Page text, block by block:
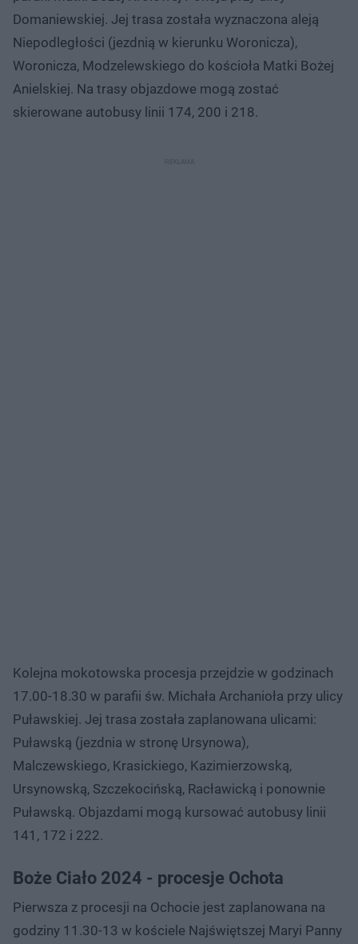
Domaniewskiej. Jej trasa została wyznaczona aleją
Niepodległości (jezdnią w kierunku Woronicza),
Woronicza, Modzelewskiego do kościoła Matki Bożej
Anielskiej. Na trasy objazdowe mogą zostać
skierowane autobusy linii 174, 200 i 218.
Kolejna mokotowska procesja przejdzie w godzinach
17.00-18.30 w parafii św. Michała Archanioła przy ulicy
Puławskiej. Jej trasa została zaplanowana ulicami:
Puławską (jezdnia w stronę Ursynowa),
Malczewskiego, Krasickiego, Kazimierzowską,
Ursynowską, Szczekocińską, Racławicką i ponownie
Puławską. Objazdami mogą kursować autobusy linii
141, 172 i 222.
Boże Ciało 2024 - procesje Ochota
Pierwsza z procesji na Ochocie jest zaplanowana na
godziny 11.30-13 w kościele Najświętszej Maryi Panny